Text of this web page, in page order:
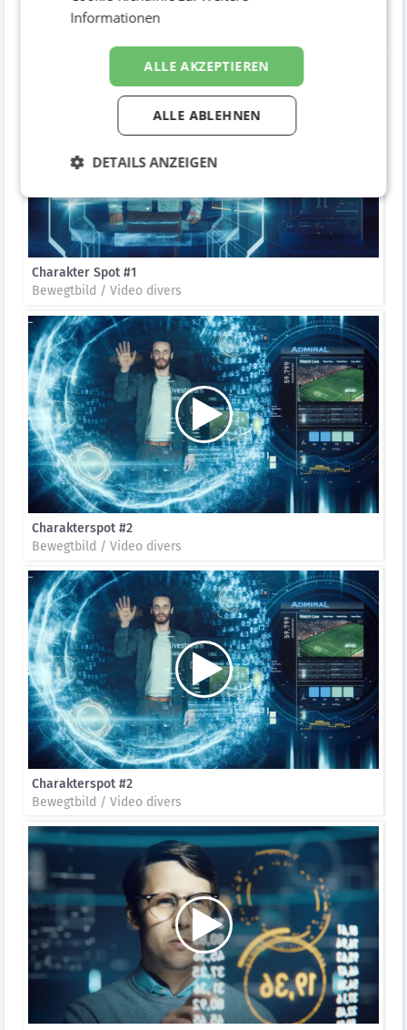
Charakter Spot #1
Charakter Spot #1
Bewegtbild / Video divers
Charakterspot #2
Bewegtbild / Video divers
Charakterspot #2
Bewegtbild / Video divers
Informationen
ALLE AKZEPTIEREN
ALLE ABLEHNEN
DETAILS ANZEIGEN